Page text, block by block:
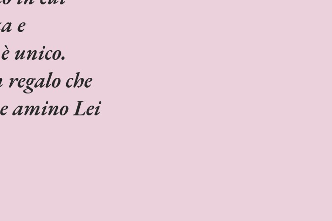
e
unico.
che
amino Lei